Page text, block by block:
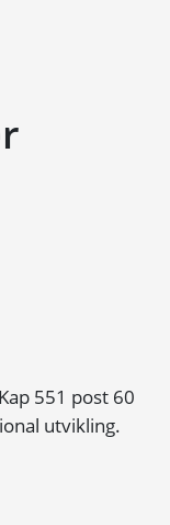
551 post 60
utvikling.